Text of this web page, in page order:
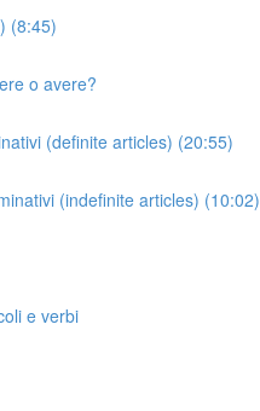
(8:45)
o avere?
(definite articles) (20:55)
(indefinite articles) (10:02)
e verbi